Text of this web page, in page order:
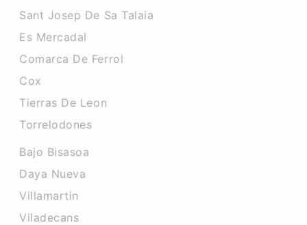
Sant Josep De Sa Talaia
Es Mercadal
Comarca De Ferrol
Cox
Tierras De Leon
Torrelodones
Bajo Bisasoa
Daya Nueva
Villamartin
Viladecans